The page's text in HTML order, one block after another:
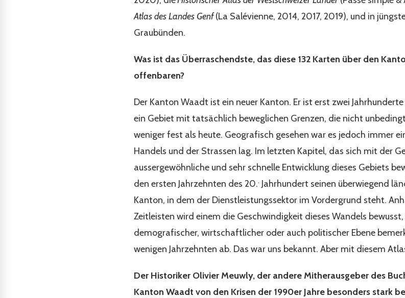
Atlas des Landes Genf(La Salévienne, 2014, 2017, 2019), und in
Graubünden.
Was ist das Überraschendste, das diese 132 Karten über den
offenbaren?
Der Kanton Waadt ist ein neuer Kanton. Er ist erst zwei
ein Gebiet mit tatsächlich beweglichen Grenzen, die nicht
weniger fest als heute. Geografisch gesehen war es jedoch immer
Handels und der Strassen lag. Im letzten Kapitel, das sich mit der
aussergewöhnliche und sehr schnelle Entwicklung dieses Gebiets
den ersten Jahrzehnten des 20.. Jahrhundert seinen überwiegend
Kanton, in dem der Dienstleistungssektor im Vordergrund steht.
Zeitleisten wird einem die Geschwindigkeit dieses Wandels
demografischer, wirtschaftlicher oder auch politischer Ebene
wenigen Jahrzehnten ab. Das war uns bekannt. Aber mit diesem
Der Historiker Olivier Meuwly, der andere Mitherausgeber des
Kanton Waadt von den Krisen der 1990er Jahre besonders stark